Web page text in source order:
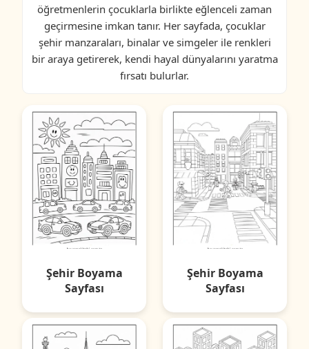
öğretmenlerin çocuklarla birlikte eğlenceli zaman
geçirmesine imkan tanır. Her sayfada, çocuklar
şehir manzaraları, binalar ve simgeler ile renkleri
bir araya getirerek, kendi hayal dünyalarını yaratma
fırsatı bulurlar.
Şehir Boyama
Sayfası
Şehir Boyama
Sayfası